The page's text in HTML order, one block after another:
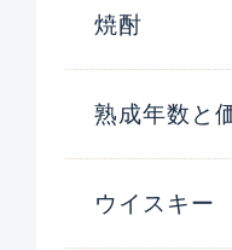
焼酎
熟成年数と
ウイスキー